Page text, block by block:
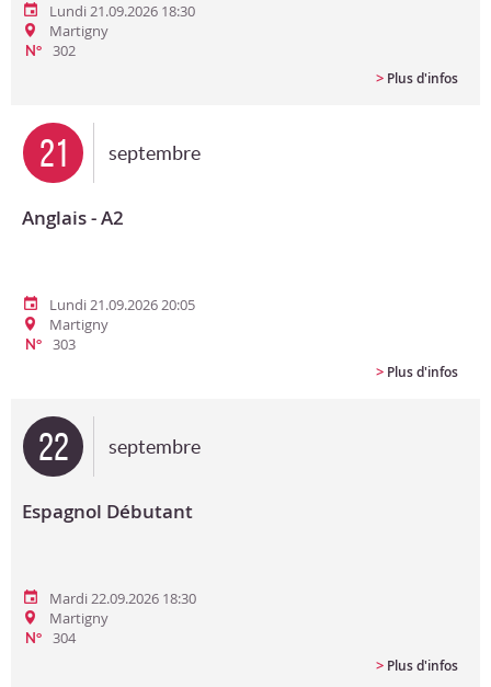
Lundi 21.09.2026 18:30
Martigny
N°
302
> Plus d'infos
21 septembre
Anglais - A2
Lundi 21.09.2026 20:05
Martigny
N°
303
> Plus d'infos
22 septembre
Espagnol Débutant
Mardi 22.09.2026 18:30
Martigny
N°
304
> Plus d'infos